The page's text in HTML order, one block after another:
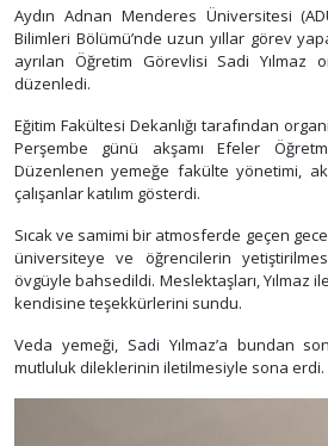
Aydın Adnan Menderes Üniversitesi
Bilimleri Bölümü’nde uzun yıllar görev
ayrılan Öğretim Görevlisi Sadi Yılmaz
düzenledi.
Eğitim Fakültesi Dekanlığı tarafından
Perşembe günü akşamı Efeler
Düzenlenen yemeğe fakülte yönetimi,
çalışanlar katılım gösterdi.
Sıcak ve samimi bir atmosferde geçen
üniversiteye ve öğrencilerin
övgüyle bahsedildi. Meslektaşları, Yılmaz
kendisine teşekkürlerini sundu.
Veda yemeği, Sadi Yılmaz’a bundan
mutluluk dileklerinin iletilmesiyle sona erdi.